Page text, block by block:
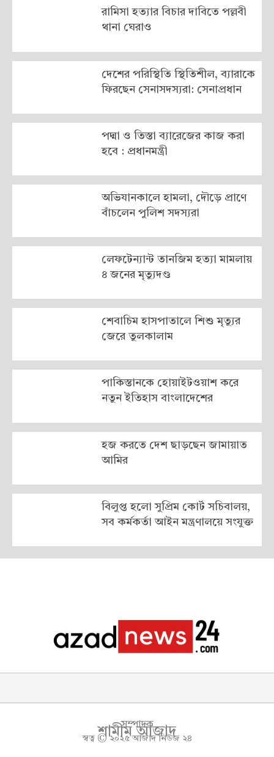
রামিসা হত্যার বিচার দাবিতে পল্লবী
থানা ঘেরাও
দেশের পরিস্থিতি স্থিতিশীল, ব্যারাকে
ফিরছেন সেনাসদস্যরা: সেনাপ্রধান
পদ্মা ও তিস্তা ব্যারেজের কাজ করা
হবে : প্রধানমন্ত্রী
অভিযানকালে হামলা, দৌড়ে প্রাণে
বাঁচলেন পুলিশ সদস্যরা
লেফটেন্যান্ট তানজিম হত্যা মামলায়
৪ জনের মৃত্যুদণ্ড
শেবাচিম হাসপাতালে শিশু মৃত্যুর
জেরে তুলকালাম
পাকিস্তানকে হোয়াইটওয়াশ করে
নতুন ইতিহাস বাংলাদেশের
হজ করতে দেশ ছাড়ছেন জামায়াত
আমির
বিলুপ্ত হলো সুপ্রিম কোর্ট সচিবালয়,
সব কর্মকর্তা আইন মন্ত্রণালয়ে সংযুক্ত
সম্পাদক
শামীম আজাদ
স্বত্ব © ২০২৫ আজাদ নিউজ ২৪